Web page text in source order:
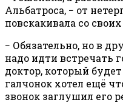
Альбатроса, − от
повскакивала со
− Обязательно, но в
надо идти встречать
доктор, который
галчонок хотел ещё
звонок заглушил его